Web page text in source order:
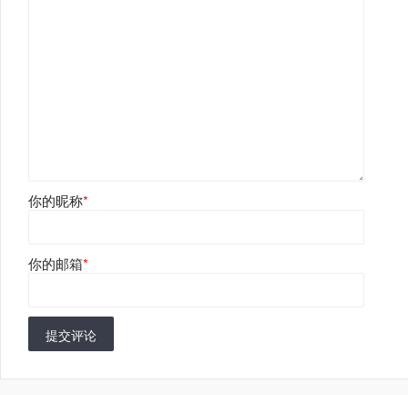
你的昵称*
你的邮箱*
提交评论